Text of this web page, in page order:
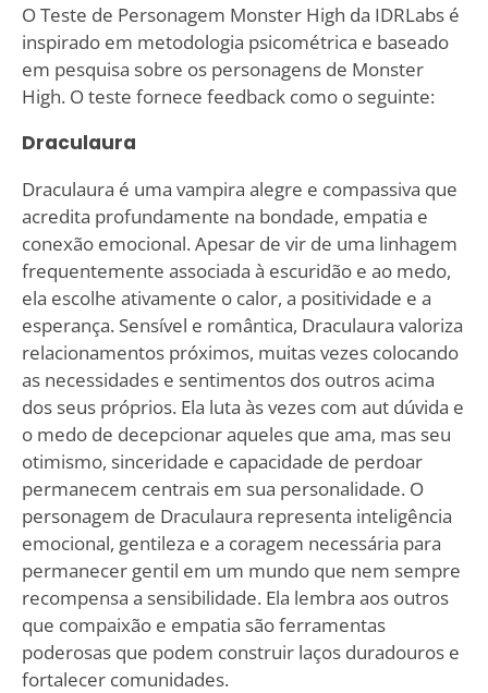
O Teste de Personagem Monster High da IDRLabs é
inspirado em metodologia psicométrica e baseado
em pesquisa sobre os personagens de Monster
High. O teste fornece feedback como o seguinte:
Draculaura
Draculaura é uma vampira alegre e compassiva que
acredita profundamente na bondade, empatia e
conexão emocional. Apesar de vir de uma linhagem
frequentemente associada à escuridão e ao medo,
ela escolhe ativamente o calor, a positividade e a
esperança. Sensível e romântica, Draculaura valoriza
relacionamentos próximos, muitas vezes colocando
as necessidades e sentimentos dos outros acima
dos seus próprios. Ela luta às vezes com aut dúvida e
o medo de decepcionar aqueles que ama, mas seu
otimismo, sinceridade e capacidade de perdoar
permanecem centrais em sua personalidade. O
personagem de Draculaura representa inteligência
emocional, gentileza e a coragem necessária para
permanecer gentil em um mundo que nem sempre
recompensa a sensibilidade. Ela lembra aos outros
que compaixão e empatia são ferramentas
poderosas que podem construir laços duradouros e
fortalecer comunidades.